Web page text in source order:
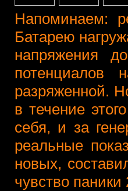
Напоминаем:
Батарею
напряжения
потенциалов
разряженной.
в течение
себя, и за
реальные
новых,
чувство